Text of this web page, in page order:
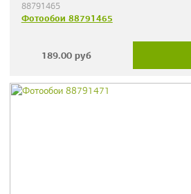
88791465
Фотообои 88791465
189.00 руб